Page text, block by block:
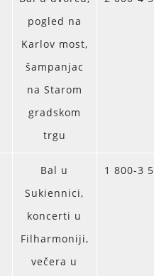
pogled na
Karlov most,
šampanjac
na Starom
gradskom
trgu
Bal u
Sukiennici,
koncerti u
Filharmoniji,
večera u
1 800-3